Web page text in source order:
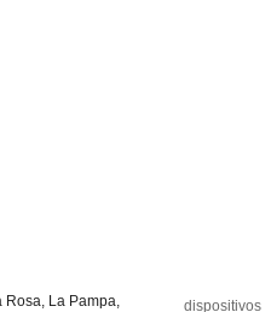
La Pampa, dispositivos
dispositivos